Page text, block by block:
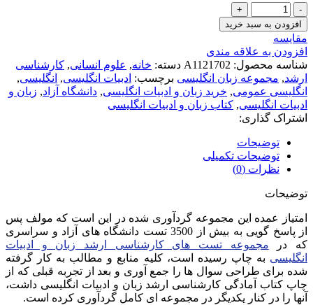
خلاصه
مباحث
اساسی
کارشناسی
ارشد
زبان
ادبیات
انگلیسی
(جلد
دوم)
عدد
افزودن به سبد خرید
مقايسه
افزودن به علاقه مندی
شناسه محصول: A1121702 دسته: خانه, علوم انسانی, کارشناسی
ارشد, مجموعه زبان انگلیسی برچسب: ادبیات انگلیسی, انگلیسی,
انگلیسی عمومی, خرید زبان و ادبیات انگلیسی, دانشگاه آزاد, زبان و
ادبیات انگلیسی, کتاب زبان و ادبیات انگلیسی
اشتراک گذاری:
توضیحات
توضیحات تکمیلی
نظرات (0)
توضیحات
امتیاز عمده این مجموعه گردآوری شده در این است که مولف پس
از پاسخ گویی به بیش از 3500 تست دانشگاه های آزاد و سراسری
که در مجموعه تست های کارشناسی ارشد زبان و ادبیات
انگلیسی به چاپ رسیده است، کلیه منابع و مطالب به کار گرفته
شده برای طراحی سوال ها را جمع آوری و بعد از تجربه قبلی که از
چاپ کتاب آمادگی کارشناسی ارشد زبان و ادبیات انگلیسی داشت،‌
آنها را در کنار یکدیگر در مجموعه ای کامل گردآوری کرده است.